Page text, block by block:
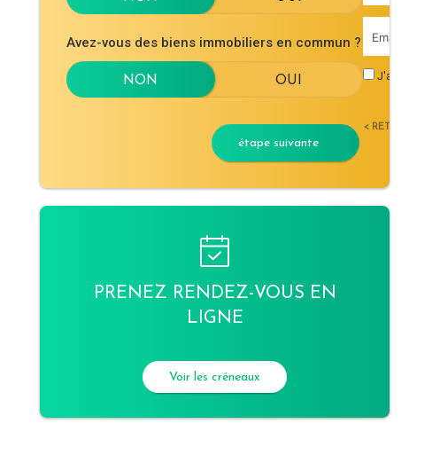
Avez-vous des biens immobiliers en commun ?
étape suivante
J'accepte
< RETOUR
PRENEZ RENDEZ-VOUS EN
LIGNE
Voir les créneaux